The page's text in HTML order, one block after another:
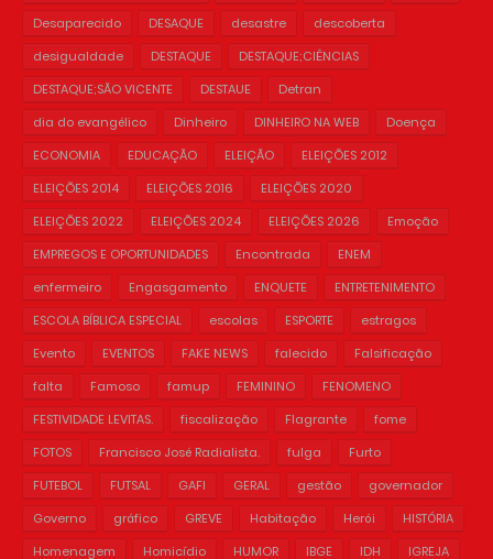
Desaparecido
DESAQUE desastre
descoberta
desigualdade
DESTAQUE
DESTAQUE;CIÊNCIAS
DESTAQUE;SÃO VICENTE
DESTAUE
Detran
dia do evangélico
Dinheiro DINHEIRO NA WEB
Doença
ECONOMIA
EDUCAÇÃO ELEIÇÃO
ELEIÇÕES 2012
ELEIÇÕES 2014
ELEIÇÕES 2016
ELEIÇÕES 2020
ELEIÇÕES 2022
ELEIÇÕES 2024 ELEIÇÕES 2026
Emoção
EMPREGOS E OPORTUNIDADES
Encontrada
ENEM
enfermeiro
Engasgamento ENQUETE
ENTRETENIMENTO
ESCOLA BÍBLICA ESPECIAL
escolas ESPORTE
estragos
Evento
EVENTOS FAKE NEWS falecido
Falsificação
falta
Famoso famup FEMININO
FENOMENO
FESTIVIDADE LEVITAS.
fiscalização Flagrante
fome
FOTOS
Francisco José Radialista. fulga
Furto
FUTEBOL
FUTSAL GAFI GERAL gestão
governador
Governo
gráfico GREVE Habitação Herói
HISTÓRIA
Homenagem
Homicídio HUMOR IBGE IDH
IGREJA